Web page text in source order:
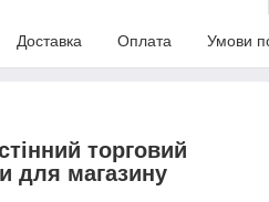
Доставка Оплата Умови
торговий
для магазину